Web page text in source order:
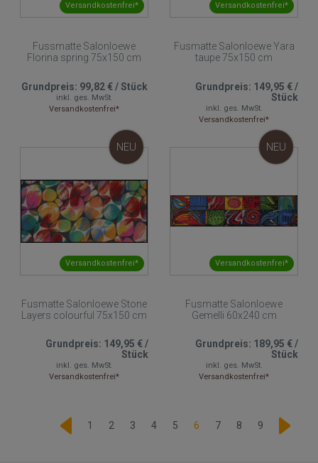
Versandkostenfrei*
Fussmatte Salonloewe
Florina spring 75x150 cm
Grundpreis: 99,82 €/Stück
inkl. ges. MwSt.
Versandkostenfrei*
Versandkostenfrei*
Fusmatte Salonloewe Yara
taupe 75x150 cm
Grundpreis: 149,95 €/
Stück
inkl. ges. MwSt.
Versandkostenfrei*
Versandkostenfrei*
NEU
Fusmatte Salonloewe Stone
Layers colourful 75x150 cm
Grundpreis: 149,95 €/
Stück
inkl. ges. MwSt.
Versandkostenfrei*
Versandkostenfrei*
NEU
Fusmatte Salonloewe
Gemelli 60x240 cm
Grundpreis: 189,95 €/
Stück
inkl. ges. MwSt.
Versandkostenfrei*
1 2 3 4 5 6 7 8 9